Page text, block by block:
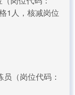
1人，核减岗位
（岗位代码：